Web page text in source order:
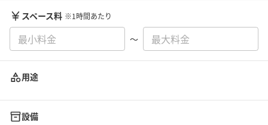
スペース料 ※1時間あたり
〜
用途
設備